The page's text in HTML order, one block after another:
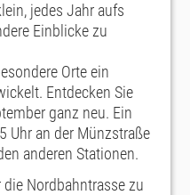
jedes Jahr aufs
Einblicke zu
Orte ein
Entdecken Sie
ganz neu. Ein
Uhr an der Münzstraße
anderen Stationen.
Nordbahntrasse zu